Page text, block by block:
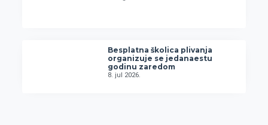
Besplatna školica plivanja
organizuje se jedanaestu
godinu zaredom
8. jul 2026.